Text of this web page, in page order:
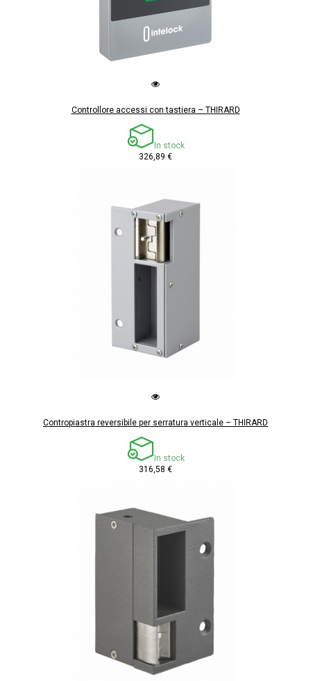
Controllore accessi con tastiera – THIRARD
In stock
326,89 €
Contropiastra reversibile per serratura verticale – THIRARD
In stock
316,58 €